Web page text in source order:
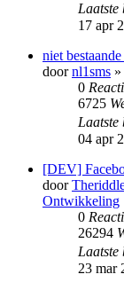
Laatste
17 apr
niet
doornl1sms
0
6725
Laatste
04 apr
[DEV]
door
Ontwikkeling
0
26294
Laatste
23 mar